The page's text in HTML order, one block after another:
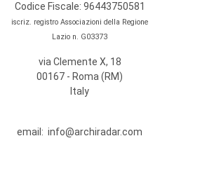
Codice Fiscale: 96443750581
iscriz. registro Associazioni della Regione
Lazio n. G03373
via Clemente X, 18
00167 - Roma (RM)
Italy
email:info@archiradar.com